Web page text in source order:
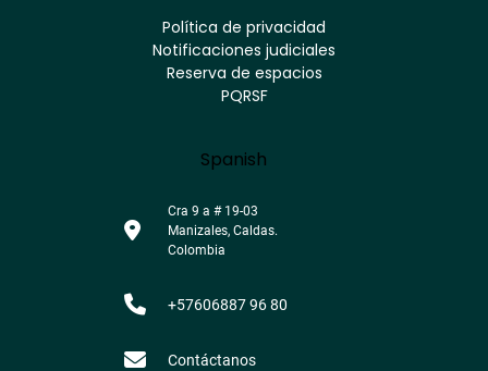
TwitterInstagramLinkedinTiktokYoutube
Política de privacidad
Notificaciones judiciales
Reserva de espacios
PQRSF
Language
Spanish
Cra 9 a # 19-03
Manizales, Caldas.
Colombia
+57606887 96 80
Contáctanos